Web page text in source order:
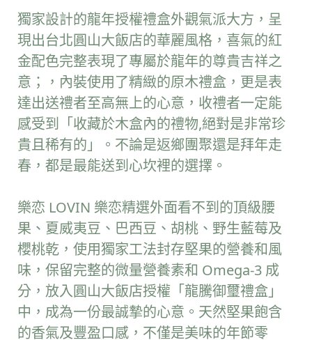
獨家設計的龍年授權禮盒外觀氣派大方，呈
現出台北圓山大飯店的華麗風格，喜氣的紅
金配色完整表現了專屬於龍年的尊貴吉祥之
意 ；， 內裝使用了精緻的原木禮盒， 更是表
達出送禮者至高無上的心意，收禮者一定能
感受到「收藏於木盒內的禮物,絕對是非常珍
貴且稀有的」。 不論是返鄉團聚還是拜年走
春，都是最能送到心坎裡的選擇。
樂恋 LOVIN 樂恋精選外面看不到的頂級腰
果、夏威夷豆、巴西豆、胡桃、 野生藍莓及
櫻桃乾 ，使用獨家工法封存堅果的營養和風
味，保留完整的微量營養素和 Omega-3 成
分 ，放入圓山大飯店授權「龍騰御璽禮盒」
中，成為一份最誠摯的心意。天然堅果飽含
的香氣及豐盈口感，不僅是美味的年節零